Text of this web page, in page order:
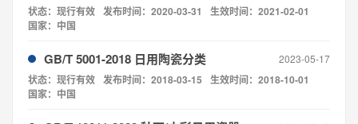
状态：现行有效 发布时间：2020-03-31
生效时间：2021-02-01
国家：中国
GB/T 5001-2018 日用陶瓷分类 2023-05-17
状态：现行有效 发布时间：2018-03-15
生效时间：2018-10-01
国家：中国